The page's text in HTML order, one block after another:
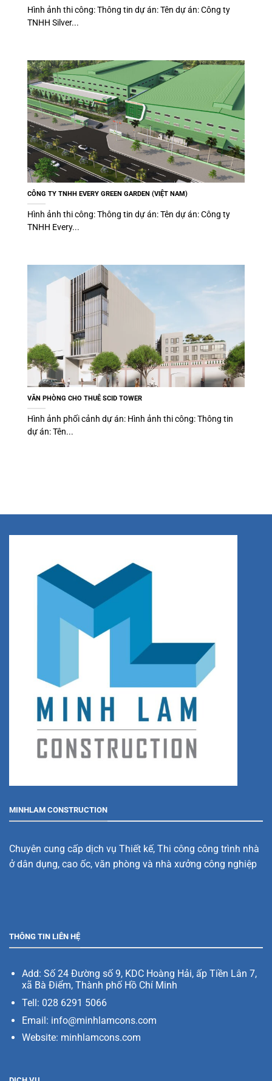
Hình ảnh thi công: Thông tin dự án: Tên dự án: Công ty
TNHH Silver...
CÔNG TY TNHH EVERY GREEN GARDEN (VIỆT NAM)
Hình ảnh thi công: Thông tin dự án: Tên dự án: Công ty
TNHH Every...
VĂN PHÒNG CHO THUÊ SCID TOWER
Hình ảnh phối cảnh dự án: Hình ảnh thi công: Thông tin
dự án: Tên...
MINHLAM CONSTRUCTION
Chuyên cung cấp dịch vụ Thiết kế, Thi công công trình nhà
ở dân dụng, cao ốc, văn phòng và nhà xưởng công nghiệp
THÔNG TIN LIÊN HỆ
Add: Số 24 Đường số 9, KDC Hoàng Hải, ấp Tiền Lân 7,
xã Bà Điểm, Thành phố Hồ Chí Minh
Tell: 028 6291 5066
Email: info@minhlamcons.com
Website: minhlamcons.com